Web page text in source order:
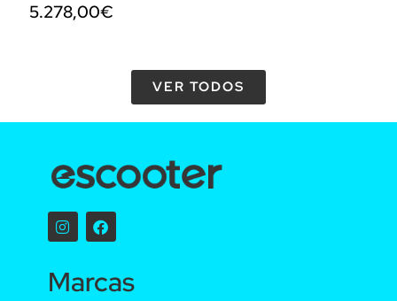
5.278,00€
VER TODOS
Marcas